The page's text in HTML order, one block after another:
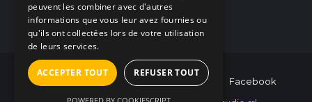
Nous contacter
hello@hybris-studio.be
Facebook
peuvent les combiner avec d'autres
informations que vous leur avez fournies ou
qu'ils ont collectées lors de votre utilisation
de leurs services.
ACCEPTER TOUT REFUSER TOUT